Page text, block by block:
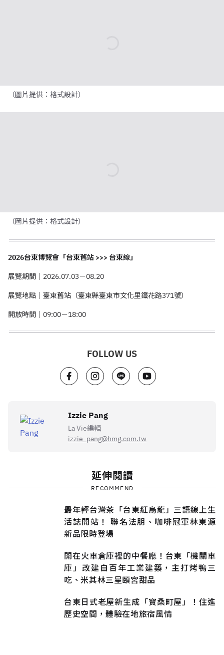
（圖片提供：格式設計）
（圖片提供：格式設計）
2026台東博覽會「台東舊站 >>> 台東線」
展覽期間｜2026.07.03－08.20
展覽地點｜臺東舊站（臺東縣臺東市文化里鐵花路371號）
開放時間｜09:00－18:00
FOLLOW US
Izzie Pang
La Vie編輯
izzie_pang@hmg.com.tw
延伸閱讀
RECOMMEND
最年輕台灣茶「台東紅烏龍」三語線上生
活誌開站！ 聯名法朋、咖啡冠軍林東源
新品限時登場
開在火車倉庫裡的中餐廳！台東「機關車
庫」改建自百年工業建築，主打烤鴨三
吃、米其林三星頤宮甜品
台東日式老屋新生成「寶桑町屋」！住進
歷史空間，體驗在地旅宿風情